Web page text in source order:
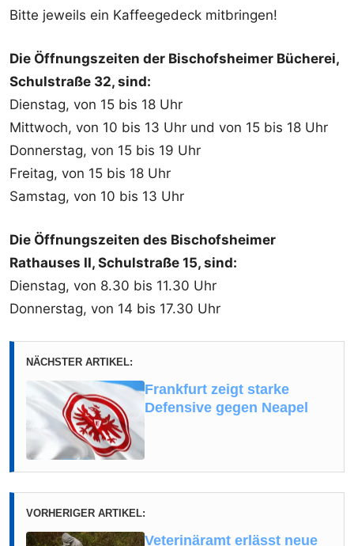
Bitte jeweils ein Kaffeegedeck mitbringen!
Die Öffnungszeiten der Bischofsheimer Bücherei,
Schulstraße 32, sind:
Dienstag, von 15 bis 18 Uhr
Mittwoch, von 10 bis 13 Uhr und von 15 bis 18 Uhr
Donnerstag, von 15 bis 19 Uhr
Freitag, von 15 bis 18 Uhr
Samstag, von 10 bis 13 Uhr
Die Öffnungszeiten des Bischofsheimer
Rathauses II, Schulstraße 15, sind:
Dienstag, von 8.30 bis 11.30 Uhr
Donnerstag, von 14 bis 17.30 Uhr
NÄCHSTER ARTIKEL:
Frankfurt zeigt starke
Defensive gegen Neapel
VORHERIGER ARTIKEL:
Veterinäramt erlässt neue